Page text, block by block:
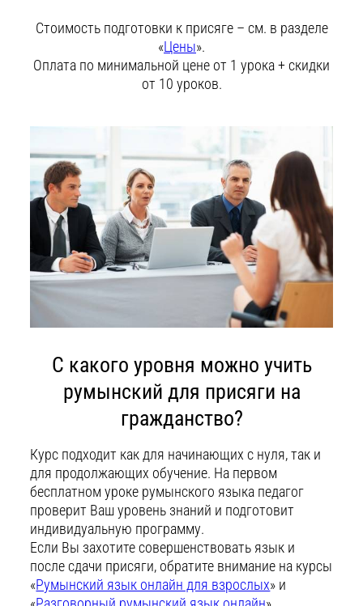
Стоимость подготовки к присяге – см. в разделе
«Цены».
Оплата по минимальной цене от 1 урока + скидки
от 10 уроков.
С какого уровня можно учить
румынский для присяги на
гражданство?
Курс подходит как для начинающих с нуля, так и
для продолжающих обучение. На первом
бесплатном уроке румынского языка педагог
проверит Ваш уровень знаний и подготовит
индивидуальную программу.
Если Вы захотите совершенствовать язык и
после сдачи присяги, обратите внимание на курсы
«Румынский язык онлайн для взрослых» и